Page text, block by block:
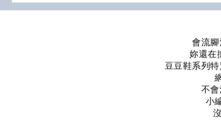
會流
妳還在
豆豆鞋系列
不
小